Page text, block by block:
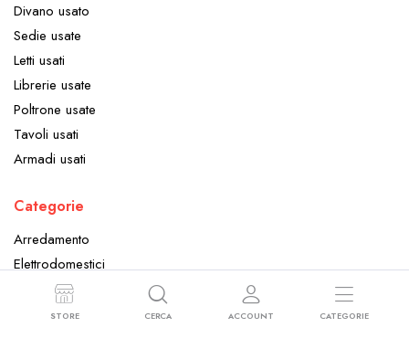
Divano usato
Sedie usate
Letti usati
Librerie usate
Poltrone usate
Tavoli usati
Armadi usati
Categorie
Arredamento
Elettrodomestici
Oggettistica
STORE CERCA ACCOUNT CATEGORIE